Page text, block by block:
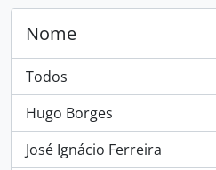
Nome
Todos
Hugo Borges
, 1 resultados
José Ignácio Ferreira
, 1 resultados